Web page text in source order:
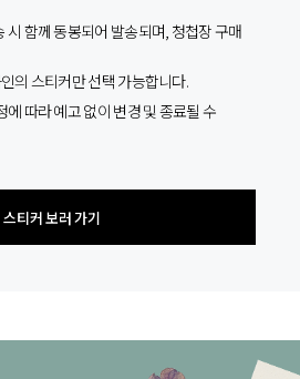
시 함께 동봉되어 발송되며, 청첩장 구매
의 스티커만 선택 가능합니다.
따라 예고 없이 변경 및 종료될 수
스티커 보러 가기